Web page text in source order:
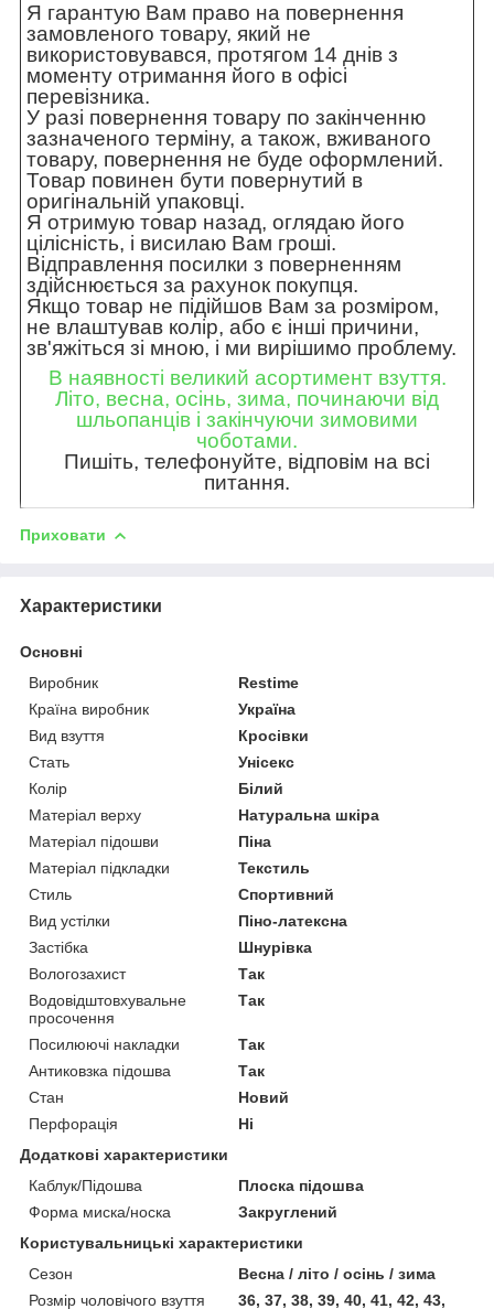
Я гарантую Вам право на повернення
замовленого товару, який не
використовувався, протягом 14 днів з
моменту отримання його в офісі
перевізника.
У разі повернення товару по закінченню
зазначеного терміну, а також, вживаного
товару, повернення не буде оформлений.
Товар повинен бути повернутий в
оригінальній упаковці.
Я отримую товар назад, оглядаю його
цілісність, і висилаю Вам гроші.
Відправлення посилки з поверненням
здійснюється за рахунок покупця.
Якщо товар не підійшов Вам за розміром,
не влаштував колір, або є інші причини,
зв'яжіться зі мною, і ми вирішимо проблему.
В наявності великий асортимент взуття.
Літо, весна, осінь, зима, починаючи від
шльопанців і закінчуючи зимовими
чоботами.
Пишіть, телефонуйте, відповім на всі
питання.
Приховати
Характеристики
Основні
Виробник
Restime
Країна виробник
Україна
Вид взуття
Кросівки
Стать
Унісекс
Колір
Білий
Матеріал верху
Натуральна шкіра
Матеріал підошви
Піна
Матеріал підкладки
Текстиль
Стиль
Спортивний
Вид устілки
Піно-латексна
Застібка
Шнурівка
Вологозахист
Так
Водовідштовхувальне
просочення
Так
Посилюючі накладки
Так
Антиковзка підошва
Так
Стан
Новий
Перфорація
Ні
Додаткові характеристики
Каблук/Підошва
Плоска підошва
Форма миска/носка
Закруглений
Користувальницькі характеристики
Сезон
Весна / літо / осінь / зима
Розмір чоловічого взуття
36, 37, 38, 39, 40, 41, 42, 43,